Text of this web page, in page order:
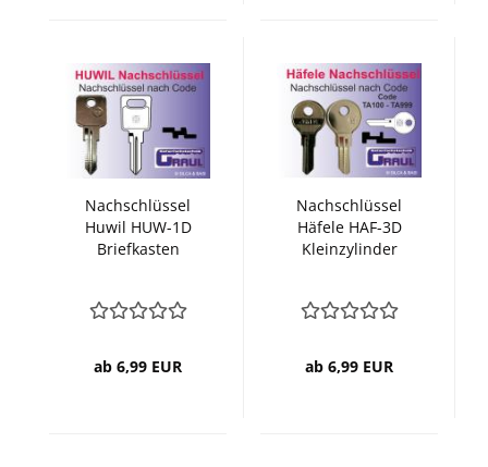
Nachschlüssel
Huwil HUW-1D
Briefkasten
ab 6,99 EUR
Nachschlüssel
Häfele HAF-3D
Kleinzylinder
ab 6,99 EUR